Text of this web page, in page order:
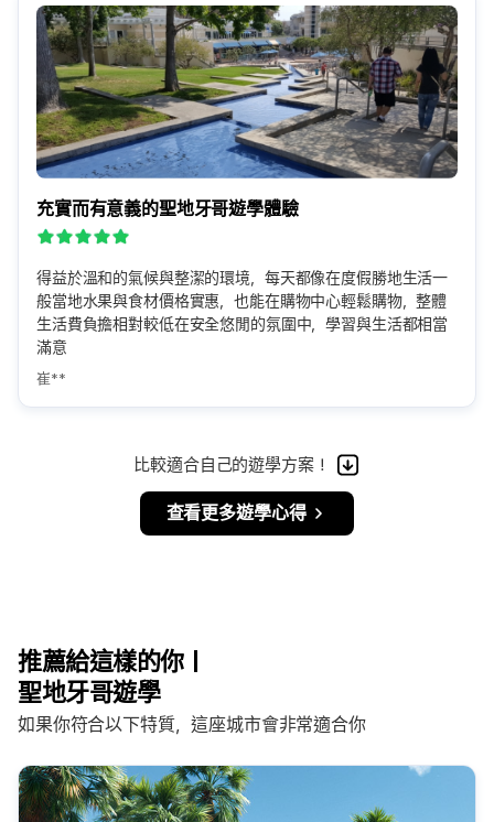
充實而有意義的聖地牙哥遊學體驗
得益於溫和的氣候與整潔的環境，每天都像在度假勝地生活一
般當地水果與食材價格實惠，也能在購物中心輕鬆購物，整體
生活費負擔相對較低在安全悠閒的氛圍中，學習與生活都相當
滿意
崔**
比較適合自己的遊學方案！
查看更多遊學心得
推薦給這樣的你｜
聖地牙哥遊學
如果你符合以下特質，這座城市會非常適合你